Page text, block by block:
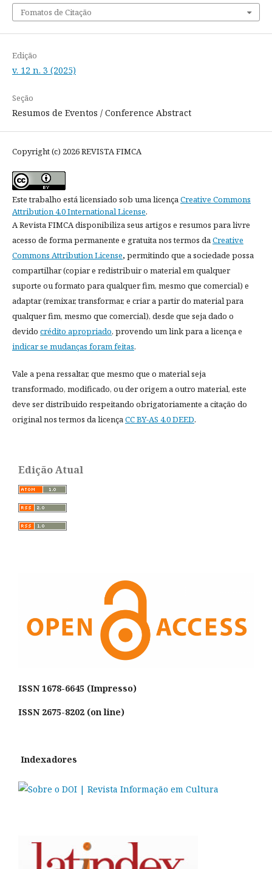
Fomatos de Citação
Edição
v. 12 n. 3 (2025)
Seção
Resumos de Eventos / Conference Abstract
Copyright (c) 2026 REVISTA FIMCA
Este trabalho está licensiado sob uma licençaCreative Commons
Attribution 4.0 International License.
A Revista FIMCA disponibiliza seus artigos e resumos para livre
acesso de forma permanente e gratuita nos termos daCreative
Commons Attribution License, permitindo que a sociedade possa
compartilhar (copiar e redistribuir o material em qualquer
suporte ou formato para qualquer fim, mesmo que comercial) e
adaptar (remixar, transformar, e criar a partir do material para
qualquer fim, mesmo que comercial), desde que seja dado o
devido crédito apropriado, provendo um link para a licença e
indicar se mudanças foram feitas.
Vale a pena ressaltar, que mesmo que o material seja
transformado, modificado, ou der origem a outro material, este
deve ser distribuido respeitando obrigatoriamente a citação do
original nos termos da licençaCC BY-AS 4.0 DEED.
Edição Atual
ISSN 1678-6645 (Impresso)
ISSN 2675-8202 (on line)
Indexadores